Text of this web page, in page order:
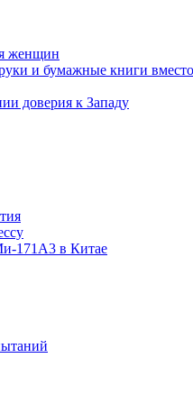
женщин
и бумажные книги
доверия к Западу
171А3 в Китае